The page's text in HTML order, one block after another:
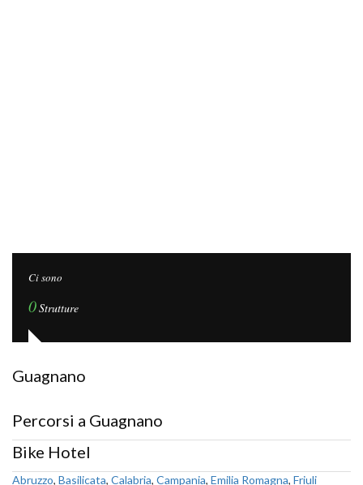
Ci sono
0Strutture
Guagnano
Percorsi a Guagnano
Bike Hotel
Abruzzo, Basilicata, Calabria, Campania, Emilia Romagna, Friuli